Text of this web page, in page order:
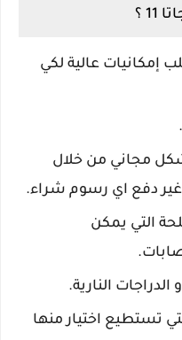
؟
تتطلب إمكانيات عالية لكي
مجاني من خلال
غير دفع اي رسوم شراء.
التي يمكن
الدراجات النارية.
تستطيع اختيار منها